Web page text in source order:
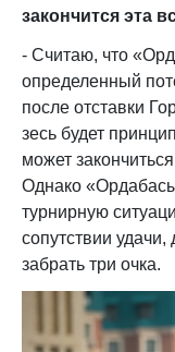
закончится эта
- Считаю, что
определенный
после отставки
зесь будет
может
Однако
турнирную
сопутствии
забрать три очка.